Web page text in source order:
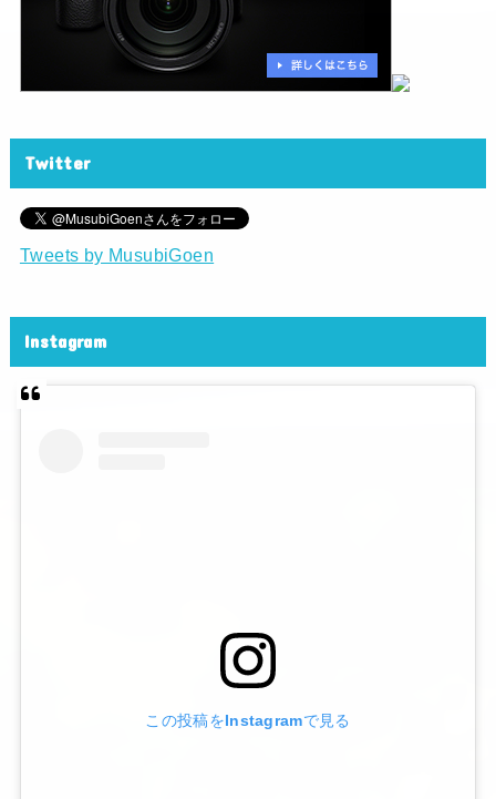
Twitter
Tweets by MusubiGoen
Instagram
この投稿をInstagramで見る